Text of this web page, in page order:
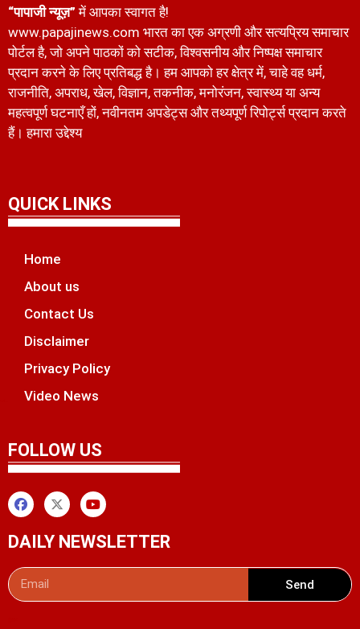
“पापाजी न्यूज़” में आपका स्वागत है!
www.papajinews.com भारत का एक अग्रणी और सत्यप्रिय समाचार
पोर्टल है, जो अपने पाठकों को सटीक, विश्वसनीय और निष्पक्ष समाचार
प्रदान करने के लिए प्रतिबद्ध है। हम आपको हर क्षेत्र में, चाहे वह धर्म,
राजनीति, अपराध, खेल, विज्ञान, तकनीक, मनोरंजन, स्वास्थ्य या अन्य
महत्वपूर्ण घटनाएँ हों, नवीनतम अपडेट्स और तथ्यपूर्ण रिपोर्ट्स प्रदान करते
हैं। हमारा उद्देश्य
QUICK LINKS
Home
About us
Contact Us
Disclaimer
Privacy Policy
Video News
FOLLOW US
DAILY NEWSLETTER
Send